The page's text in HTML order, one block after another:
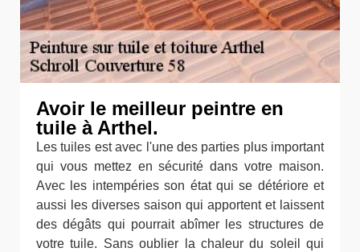
Avoir le meilleur peintre en
tuile à Arthel.
Les tuiles est avec l'une des parties plus important
qui vous mettez en sécurité dans votre maison.
Avec les intempéries son état qui se détériore et
aussi les diverses saison qui apportent et laissent
des dégâts qui pourrait abîmer les structures de
votre tuile. Sans oublier la chaleur du soleil qui